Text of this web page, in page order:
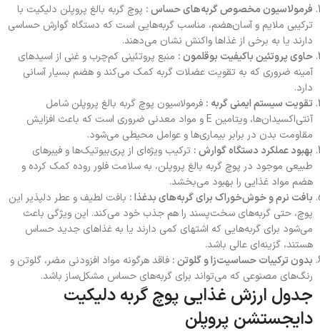
فرمولاسیون مخصوص گربه‌های حساس : پوچ گربه بالغ پروپلن دلیکیت با
ترکیبی ملایم و آسان‌هضم، مناسب گربه‌هایی است که دستگاه گوارش حساسی
دارند یا به برخی از غذاها واکنش نشان می‌دهند.
حاوی پروتئین باکیفیت بوقلمون : منبع پروتئینی کم‌چرب و غنی از اسیدهای
آمینه ضروری که به تقویت عضلات گربه کمک می‌کند و هضم بسیار آسانی
دارد.
تقویت سیستم ایمنی گربه : فرمولاسیون پوچ گربه بالغ پروپلن شامل
آنتی‌اکسیدان‌ها، ویتامین E و مواد معدنی ضروری است که باعث افزایش
مقاومت بدن در برابر بیماری‌ها و عوامل محیطی می‌شود.
بهبود عملکرد دستگاه گوارش : ترکیب ویژه‌ای از پری‌بیوتیک‌ها و فیبرهای
طبیعی موجود در پوچ گربه بالغ پروپلن، به سلامت فلور روده کمک کرده و
هضم مواد غذایی را بهبود می‌بخشد.
بافت نرم و خوش‌خوراک برای گربه‌های بدغذا : بافت لطیف و عطر دلپذیر این
پوچ، حتی گربه‌های سخت‌پسند را هم جذب خود می‌کند. این ویژگی باعث
می‌شود برای گربه‌هایی که اشتهای کمی دارند یا به غذاهای جدید حساس
هستند، گزینه‌ای عالی باشد.
بدون ترکیبات حساسیت‌زا و گلوتن : فاقد هرگونه مواد افزودنی مضر، گلوتن و
رنگ‌های مصنوعی که می‌تواند برای گربه‌های حساس مشکل‌ساز باشد.
جدول ارزش غذایی پوچ گربه دلیکیت
دایجستشن پروپلن